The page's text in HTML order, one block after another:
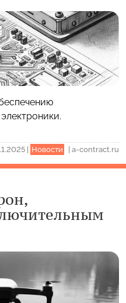
| Новости | a-contract.ru